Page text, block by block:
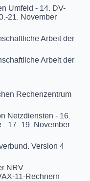
Umfeld - 14. DV-
21. November
Arbeit der
Arbeit der
Rechenzentrum
Netzdiensten - 16.
- 17.-19. November
Version 4
NRV-
11-Rechnern